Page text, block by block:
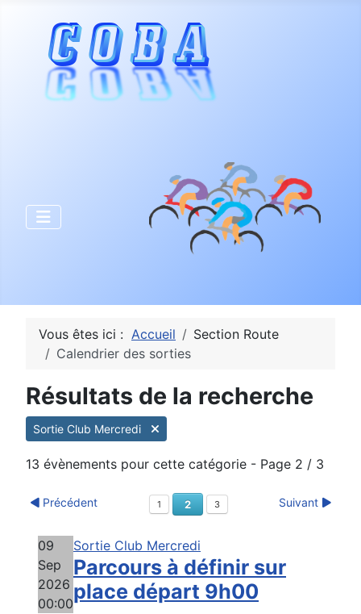
Vous êtes ici : Accueil
Section Route
Calendrier des sorties
Résultats de la recherche
Sortie Club Mercredi
13 évènements pour cette catégorie - Page 2 / 3
Précédent 1 2 3 Suivant
09
Sep
2026
00:00
Sortie Club Mercredi
Parcours à définir sur
place départ 9h00